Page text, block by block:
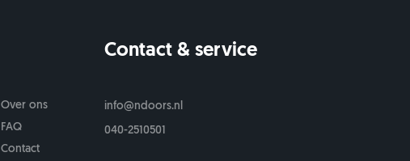
Over ons
FAQ
Contact
Contact & service
info@ndoors.nl
040-2510501